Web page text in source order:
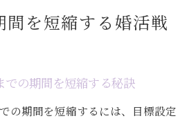
を短縮する婚活戦
での期間を短縮する秘訣
の期間を短縮するには、目標設定